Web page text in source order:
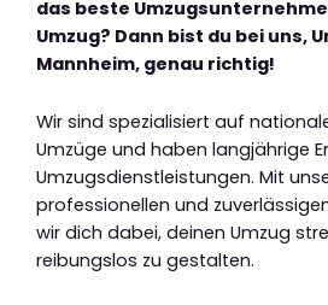
das beste
Umzug? Dann bist du bei uns,
Mannheim, genau richtig!
Wir sind spezialisiert auf
Umzüge und haben langjährige
Umzugsdienstleistungen. Mit
professionellen und
wir dich dabei, deinen Umzug
reibungslos zu gestalten.